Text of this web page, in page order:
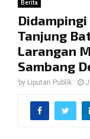
Berita
Tanjung
Larangan
Sambang
by Liputan Publik